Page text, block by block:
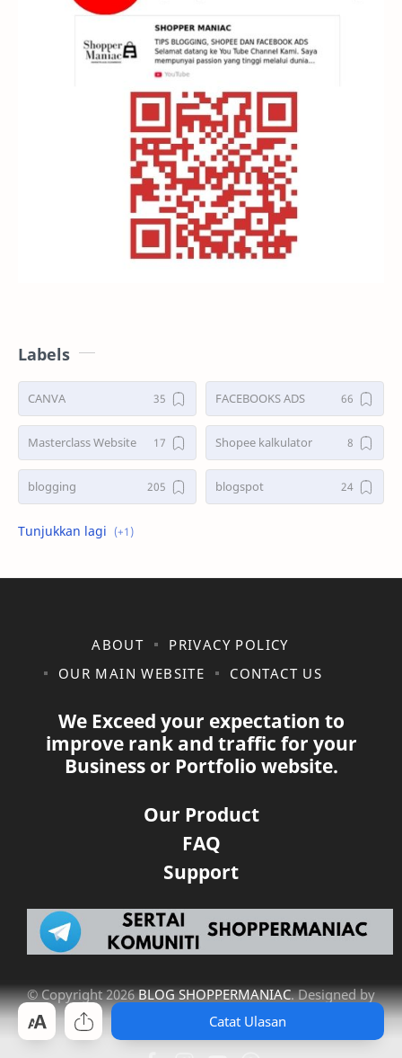
Catat Ulasan
Labels
CANVA FACEBOOKS ADS
Masterclass Website Shopee kalkulator
blogging blogspot
shopee
ABOUT
PRIVACY POLICY
OUR MAIN WEBSITE
CONTACT US
We Exceed your expectation to
improve rank and traffic for your
Business or Portfolio website.
Our Product
FAQ
Support
© Copyright2026 BLOG SHOPPERMANIAC. Designed by
Bloggertheme9